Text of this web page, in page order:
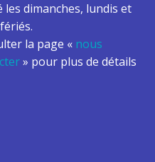
les dimanches, lundis et
la page « nous
» pour plus de détails